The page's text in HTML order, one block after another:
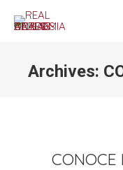
Archives:
CONOCE